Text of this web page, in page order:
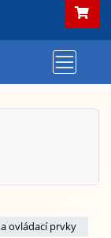
ovládací prvky